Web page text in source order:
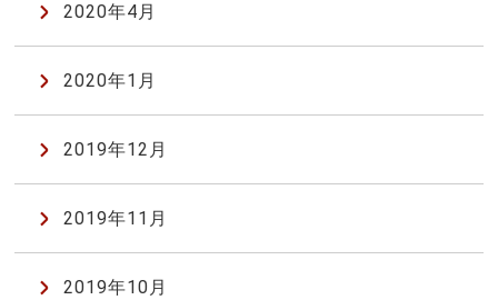
2020年4月
2020年1月
2019年12月
2019年11月
2019年10月